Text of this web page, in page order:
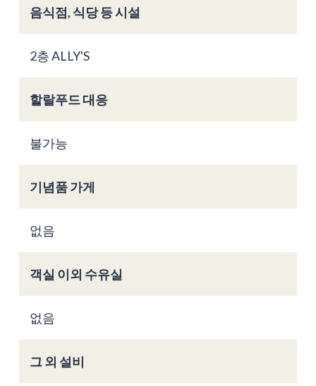
음식점, 식당 등 시설
2층 ALLY'S
할랄푸드 대응
불가능
기념품 가게
없음
객실 이외 수유실
없음
그 외 설비